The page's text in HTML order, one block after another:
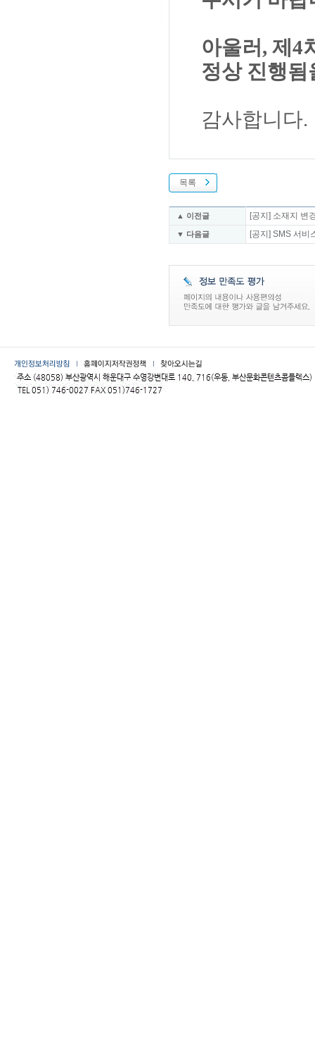
아울러, 제4
정상 진행
감사합니다.
목록
▲ 이전글 [공지] 소재지 변
▼ 다음글 [공지] SMS 서비